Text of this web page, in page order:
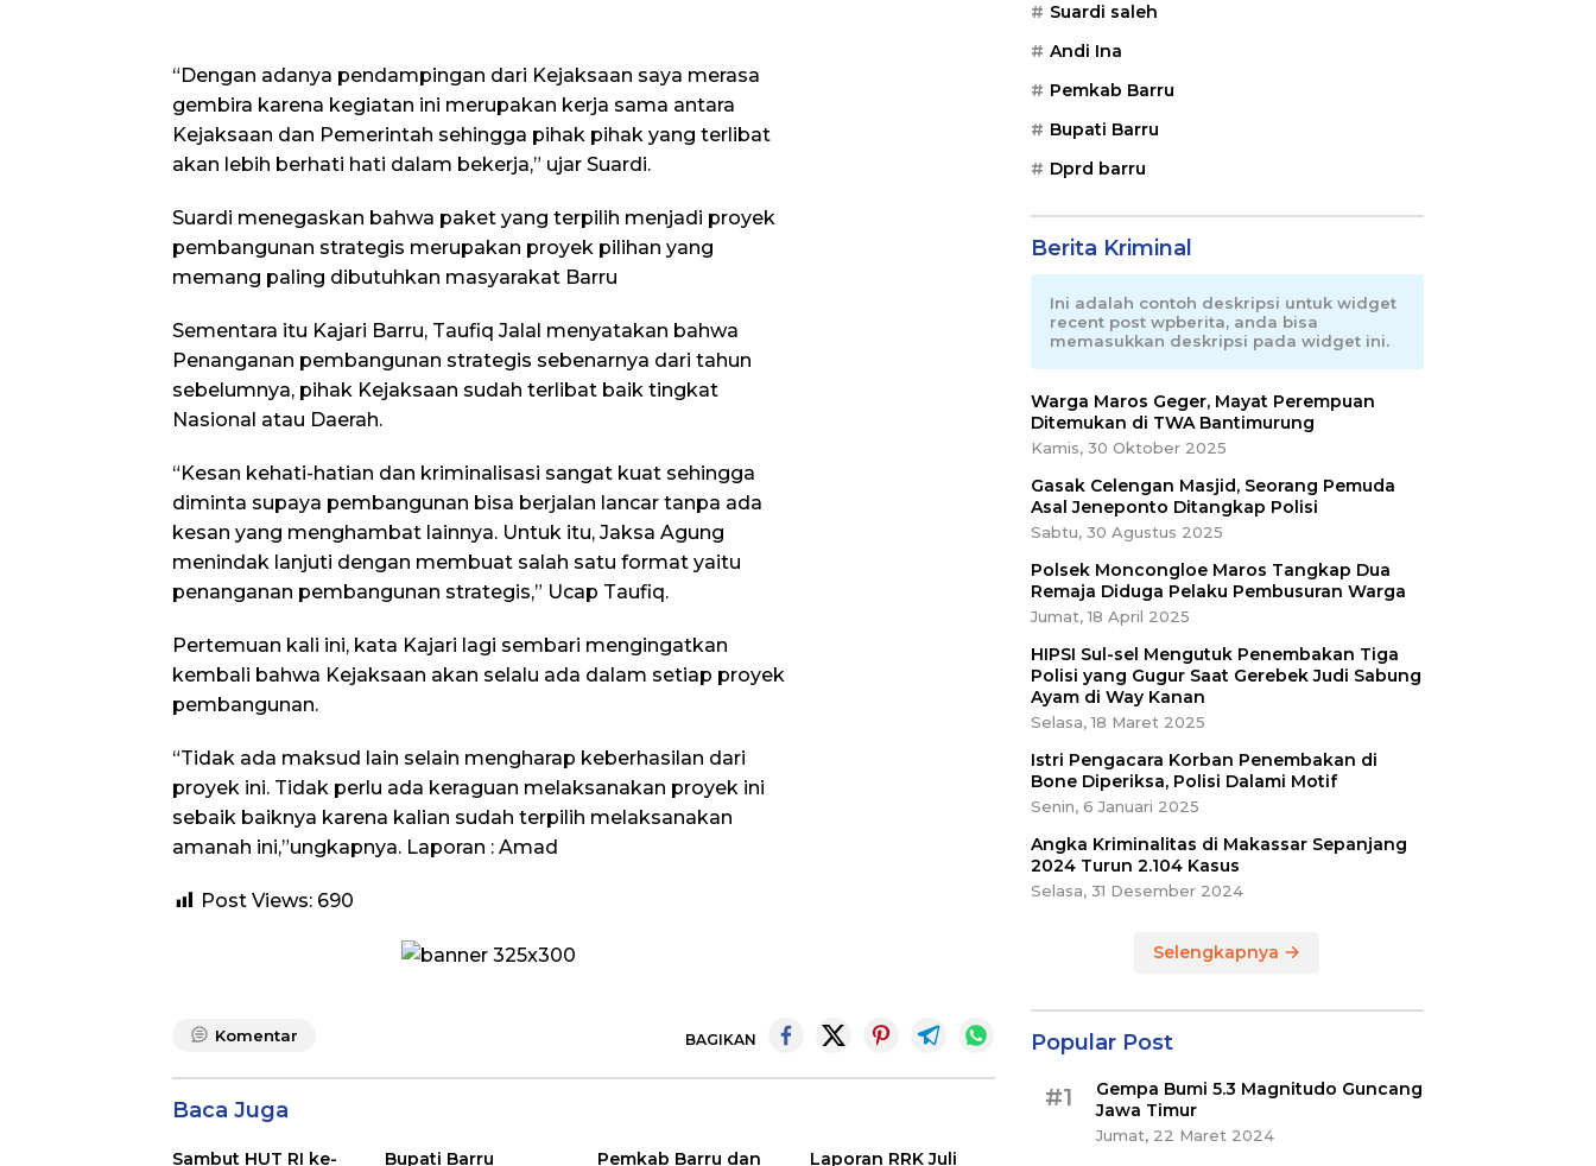
“Dengan adanya pendampingan dari Kejaksaan saya merasa
gembira karena kegiatan ini merupakan kerja sama antara
Kejaksaan dan Pemerintah sehingga pihak pihak yang terlibat
akan lebih berhati hati dalam bekerja,” ujar Suardi.
Suardi menegaskan bahwa paket yang terpilih menjadi proyek
pembangunan strategis merupakan proyek pilihan yang
memang paling dibutuhkan masyarakat Barru
Sementara itu Kajari Barru, Taufiq Jalal menyatakan bahwa
Penanganan pembangunan strategis sebenarnya dari tahun
sebelumnya, pihak Kejaksaan sudah terlibat baik tingkat
Nasional atau Daerah.
“Kesan kehati-hatian dan kriminalisasi sangat kuat sehingga
diminta supaya pembangunan bisa berjalan lancar tanpa ada
kesan yang menghambat lainnya. Untuk itu, Jaksa Agung
menindak lanjuti dengan membuat salah satu format yaitu
penanganan pembangunan strategis,” Ucap Taufiq.
Pertemuan kali ini, kata Kajari lagi sembari mengingatkan
kembali bahwa Kejaksaan akan selalu ada dalam setiap proyek
pembangunan.
“Tidak ada maksud lain selain mengharap keberhasilan dari
proyek ini. Tidak perlu ada keraguan melaksanakan proyek ini
sebaik baiknya karena kalian sudah terpilih melaksanakan
amanah ini,”ungkapnya. Laporan : Amad
Post Views: 690
Komentar BAGIKAN
Baca Juga
Sambut HUT RI ke- Bupati Barru Pemkab Barru dan Laporan RRK Juli
Suardi saleh
Andi Ina
Pemkab Barru
Bupati Barru
Dprd barru
Berita Kriminal
Ini adalah contoh deskripsi untuk widget
recent post wpberita, anda bisa
memasukkan deskripsi pada widget ini.
Warga Maros Geger, Mayat Perempuan
Ditemukan di TWA Bantimurung
Kamis, 30 Oktober 2025
Gasak Celengan Masjid, Seorang Pemuda
Asal Jeneponto Ditangkap Polisi
Sabtu, 30 Agustus 2025
Polsek Moncongloe Maros Tangkap Dua
Remaja Diduga Pelaku Pembusuran Warga
Jumat, 18 April 2025
HIPSI Sul-sel Mengutuk Penembakan Tiga
Polisi yang Gugur Saat Gerebek Judi Sabung
Ayam di Way Kanan
Selasa, 18 Maret 2025
Istri Pengacara Korban Penembakan di
Bone Diperiksa, Polisi Dalami Motif
Senin, 6 Januari 2025
Angka Kriminalitas di Makassar Sepanjang
2024 Turun 2.104 Kasus
Selasa, 31 Desember 2024
Selengkapnya
Popular Post
#1
Gempa Bumi 5.3 Magnitudo Guncang
Jawa Timur
Jumat, 22 Maret 2024